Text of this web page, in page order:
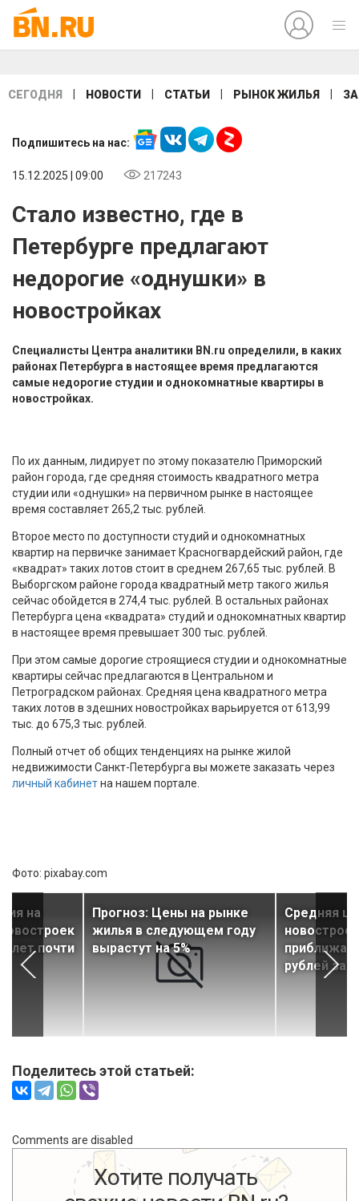
СЕГОДНЯ НОВОСТИ СТАТЬИ РЫНОК ЖИЛЬЯ
Подпишитесь на нас:
15.12.2025 | 09:00 217243
Стало известно, где в
Петербурге предлагают
недорогие «однушки» в
новостройках
Специалисты Центра аналитики BN.ru определили, в каких
районах Петербурга в настоящее время предлагаются
самые недорогие студии и однокомнатные квартиры в
новостройках.
По их данным, лидирует по этому показателю Приморский
район города, где средняя стоимость квадратного метра
студии или «однушки» на первичном рынке в настоящее
время составляет 265,2 тыс. рублей.
Второе место по доступности студий и однокомнатных
квартир на первичке занимает Красногвардейский район, где
«квадрат» таких лотов стоит в среднем 267,65 тыс. рублей. В
Выборгском районе города квадратный метр такого жилья
сейчас обойдется в 274,4 тыс. рублей. В остальных районах
Петербурга цена «квадрата» студий и однокомнатных квартир
в настоящее время превышает 300 тыс. рублей.
При этом самые дорогие строящиеся студии и однокомнатные
квартиры сейчас предлагаются в Центральном и
Петроградском районах. Средняя цена квадратного метра
таких лотов в здешних новостройках варьируется от 613,99
тыс. до 675,3 тыс. рублей.
Полный отчет об общих тенденциях на рынке жилой
недвижимости Санкт-Петербурга вы можете заказать через
личный кабинетна нашем портале.
Фото: pixabay.com
на
лет почти
Прогноз: Цены на рынке
жилья в следующем году
вырастут на 5%
Средняя
рублей за
Поделитесь этой статьей:
Comments are disabled
Хотите получать